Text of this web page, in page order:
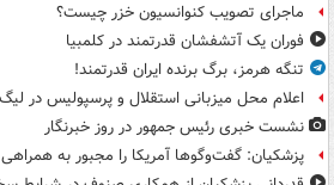
ماجرای تصویب کنوانسیون خزر چیست؟
فوران یک آتشفشان قدرتمند در کلمبیا
تنگه هرمز، برگ برنده ایران قدرتمند!
اعلام محل میزبانی استقلال و پرسپولیس در لیگ
نشست خبری رئیس جمهور در روز خبرنگار
پزشکیان: گفت‌وگوها آمریکا را مجبور به